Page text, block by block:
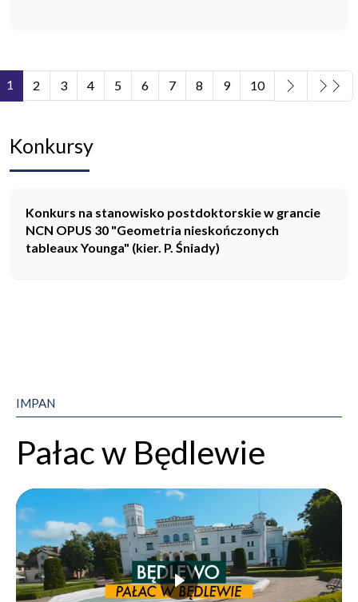
Strona 1 z 11
1 2 3 4 5 6 7 8 9 10
Konkursy
Konkurs na stanowisko postdoktorskie w grancie
NCN OPUS 30 "Geometria nieskończonych
tableaux Younga" (kier. P. Śniady)
IMPAN
Pałac w Będlewie